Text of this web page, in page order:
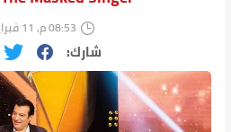
08:53 م, 11 فبراير 2021
شارك: